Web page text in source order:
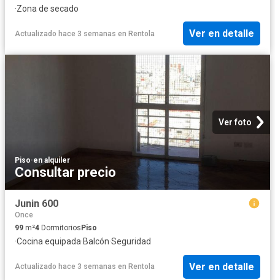
·Zona de secado
Actualizado hace 3 semanas en Rentola Ver en detalle
Ver foto
Piso·en alquiler
Consultar precio
Junin 600
Once
99 m²4 Dormitorios Piso
·Cocina equipada·Balcón·Seguridad
Actualizado hace 3 semanas en Rentola Ver en detalle